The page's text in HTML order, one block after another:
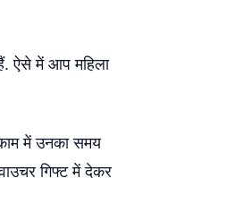
ऐसे में आप महिला
में उनका समय
गिफ्ट में देकर